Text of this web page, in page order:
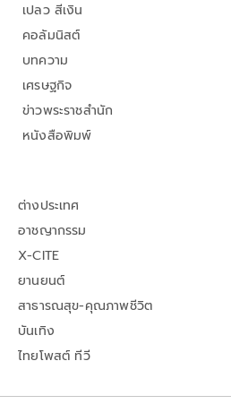
เปลว สีเงิน
คอลัมนิสต์
บทความ
เศรษฐกิจ
ข่าวพระราชสำนัก
หนังสือพิมพ์
ต่างประเทศ
อาชญากรรม
X-CITE
ยานยนต์
สาธารณสุข-คุณภาพชีวิต
บันเทิง
ไทยโพสต์ ทีวี